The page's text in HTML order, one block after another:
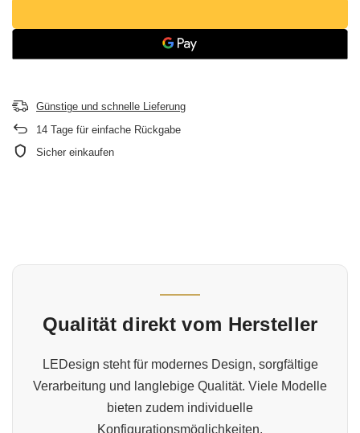
Günstige und schnelle Lieferung
14 Tage für einfache Rückgabe
Sicher einkaufen
Qualität direkt vom Hersteller
LEDesign steht für modernes Design, sorgfältige
Verarbeitung und langlebige Qualität. Viele Modelle
bieten zudem individuelle
Konfigurationsmöglichkeiten.